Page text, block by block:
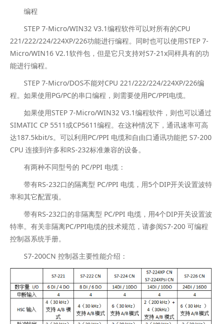
编程
STEP 7-Micro/WIN32 V3.1编程软件可以对所有的CPU
221/222/224/224XP/226功能进行编程。同时也可以使用STEP 7-
Micro/WIN16 V2.1软件包，但是它只支持对S7-21x同样具有的功
能进行编程。
STEP 7-Micro/DOS不能对CPU 221/222/224/224XP/226编
程。如果使用PG/PC的串口编程，则需要使用PC/PPI电缆。
如果使用STEP 7-Micro/WIN32 V3.1编程软件，则也可以通过
SIMATIC CP 5511或CP5611编程。在这种情况下，通讯速率可高
达187.5kbit/s。可以利用PC/PPI 电缆和自由口通讯功能把 S7-200
CPU 连接到许多和RS-232标准兼容的设备。
有两种不同型号的 PC/PPI 电缆：
带有RS-232口的隔离型 PC/PPI 电缆，用5个DIP开关设置波特
率和其它配置项。
带有RS-232口的非隔离型 PC/PPI 电缆，用4个DIP开关设置波
特率。有关非隔离PC/PPI电缆的技术规范，请参阅S7-200 可编程
控制器系统手册。
S7-200CN 控制器主要性能介绍：